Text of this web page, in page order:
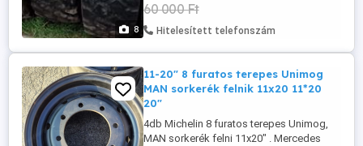
8
12.5 R20 , 335 80 R20 , 14.5 r20 365 80 R20
, 365 85 R20 , 395 85 ...
60 000 Ft
Hitelesített telefonszám
11-20" 8 furatos terepes Unimog
MAN sorkerék felnik 11x20 11*20
20"
4db Michelin 8 furatos terepes Unimog,
MAN sorkerék felni 11x20" . Mercedes